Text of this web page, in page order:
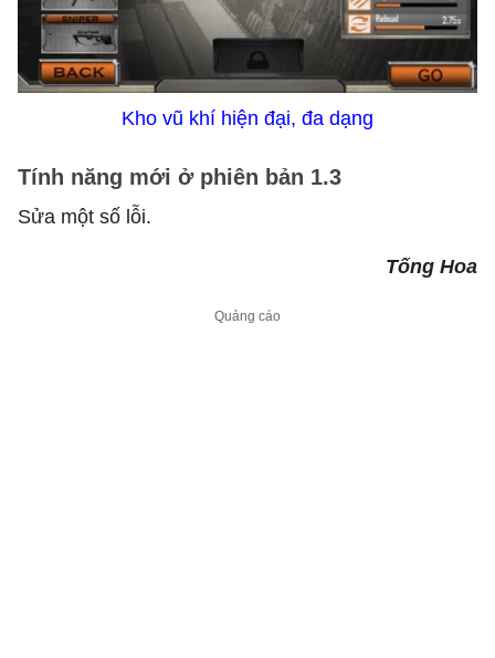
Kho vũ khí hiện đại, đa dạng
Tính năng mới ở phiên bản 1.3
Sửa một số lỗi.
Tống Hoa